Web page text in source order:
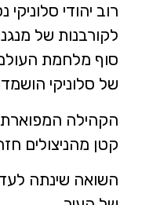
רוב יהודי
לקורבנות של
סוף מלחמת העולם
של סלוניקי
הקהילה
קטן מהניצולים
השואה שינתה